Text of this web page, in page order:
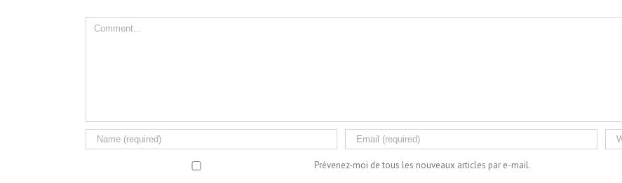
Comment
Prévenez-moi de tous les nouveaux articles par e-mail.